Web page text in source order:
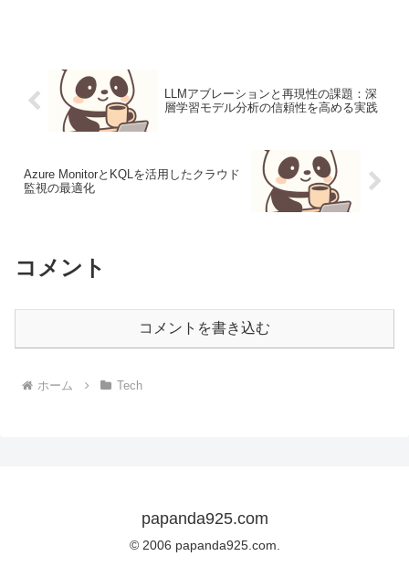
LLMアブレーションと再現性の課題：深
層学習モデル分析の信頼性を高める実践
Azure MonitorとKQLを活用したクラウド
監視の最適化
コメント
コメントを書き込む
ホーム Tech
papanda925.com
© 2006 papanda925.com.